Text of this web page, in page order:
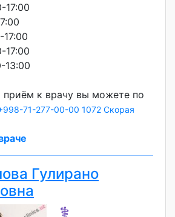
17:00
17:00
13:00
приём к врачу вы можете по
71-277-00-00 1072 Скорая
Гулирано
⚕️